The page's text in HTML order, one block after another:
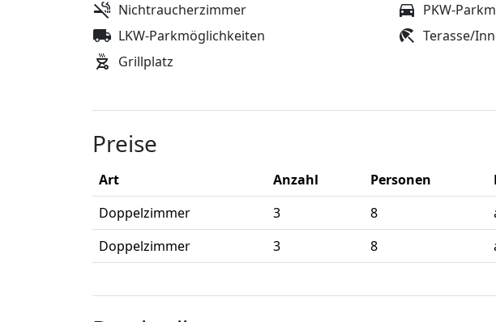
Nichtraucherzimmer
PKW-
LKW-Parkmöglichkeiten
Terasse/
Grillplatz
Preise
Art Anzahl Personen
Doppelzimmer
3 8
Doppelzimmer
3 8